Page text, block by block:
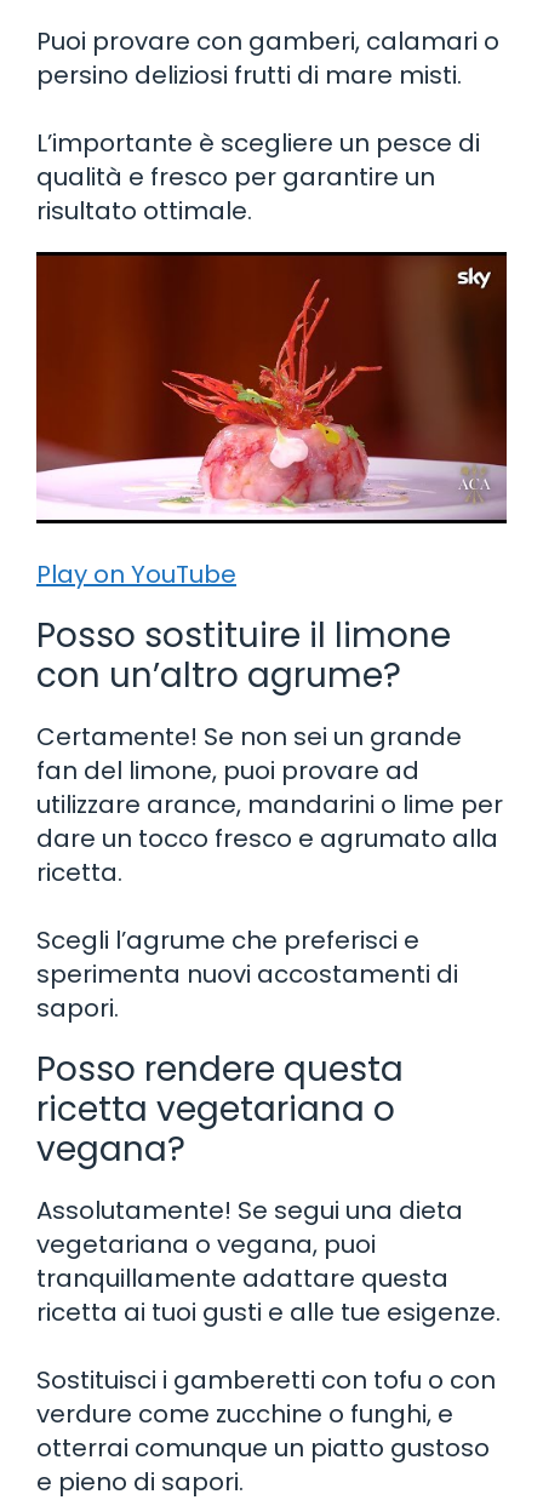
Puoi provare con gamberi, calamari o
persino deliziosi frutti di mare misti.
L’importante è scegliere un pesce di
qualità e fresco per garantire un
risultato ottimale.
Play on YouTube
Posso sostituire il limone
con un’altro agrume?
Certamente! Se non sei un grande
fan del limone, puoi provare ad
utilizzare arance, mandarini o lime per
dare un tocco fresco e agrumato alla
ricetta.
Scegli l’agrume che preferisci e
sperimenta nuovi accostamenti di
sapori.
Posso rendere questa
ricetta vegetariana o
vegana?
Assolutamente! Se segui una dieta
vegetariana o vegana, puoi
tranquillamente adattare questa
ricetta ai tuoi gusti e alle tue esigenze.
Sostituisci i gamberetti con tofu o con
verdure come zucchine o funghi, e
otterrai comunque un piatto gustoso
e pieno di sapori.